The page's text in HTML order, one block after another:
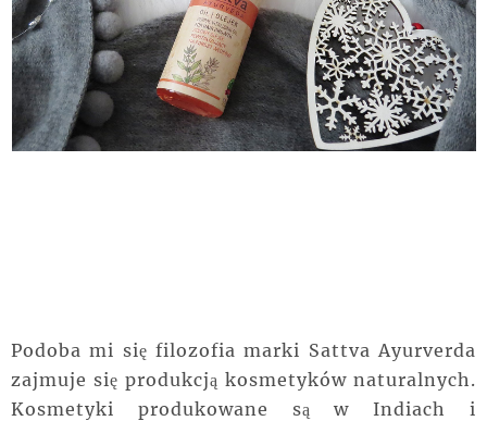
Podoba mi się filozofia marki Sattva Ayurverda
zajmuje się produkcją kosmetyków naturalnych.
Kosmetyki produkowane są w Indiach i